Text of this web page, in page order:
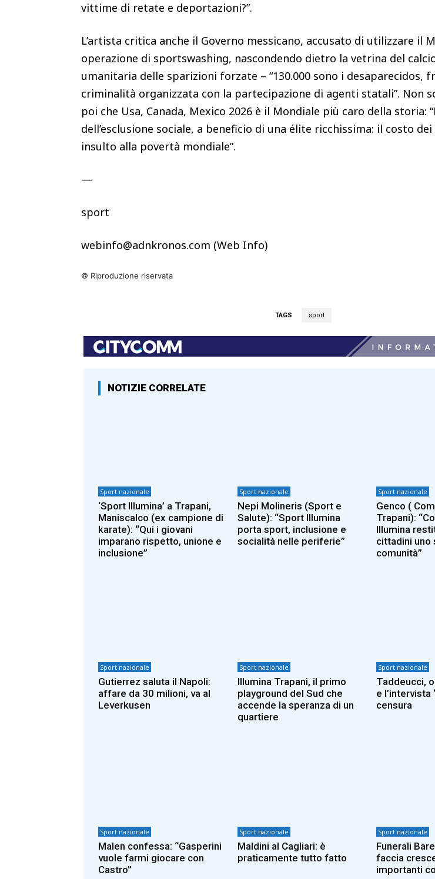
vittime di retate e deportazioni?”.
L’artista critica anche il Governo messicano, accusato di utilizzare il
operazione di sportswashing, nascondendo dietro la vetrina del
umanitaria delle sparizioni forzate – “130.000 sono i desaparecidos,
criminalità organizzata con la partecipazione di agenti statali”. Non
poi che Usa, Canada, Mexico 2026 è il Mondiale più caro della storia:
dell’esclusione sociale, a beneficio di una élite ricchissima: il costo
insulto alla povertà mondiale”.
—
sport
webinfo@adnkronos.com (Web Info)
© Riproduzione riservata
TAGS sport
NOTIZIE CORRELATE
Sport nazionale
‘Sport Illumina’ a Trapani,
Maniscalco (ex campione di
karate): “Qui i giovani
imparano rispetto, unione e
inclusione”
Sport nazionale
Nepi Molineris (Sport e
Salute): “Sport Illumina
porta sport, inclusione e
socialità nelle periferie”
Sport nazionale
Genco (
Trapani):
Illumina
cittadini uno
comunità”
Sport nazionale
Gutierrez saluta il Napoli:
affare da 30 milioni, va al
Leverkusen
Sport nazionale
Illumina Trapani, il primo
playground del Sud che
accende la speranza di un
quartiere
Sport nazionale
Taddeucci,
e l’intervista
censura
Sport nazionale
Malen confessa: “Gasperini
vuole farmi giocare con
Castro”
Sport nazionale
Maldini al Cagliari: è
praticamente tutto fatto
Sport nazionale
Funerali
faccia
importanti